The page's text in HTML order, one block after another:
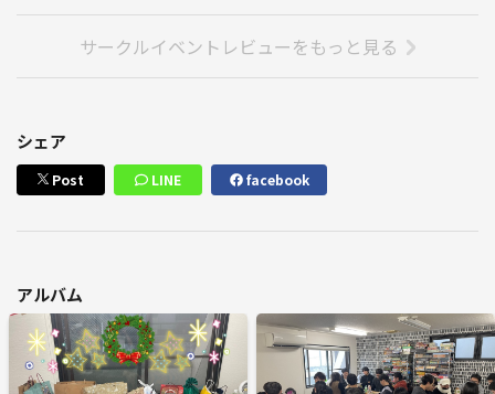
サークルイベントレビューをもっと見る
シェア
Post LINE facebook
アルバム